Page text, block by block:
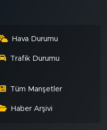
Hava Durumu
Trafik Durumu
Tüm Manşetler
Haber Arşivi